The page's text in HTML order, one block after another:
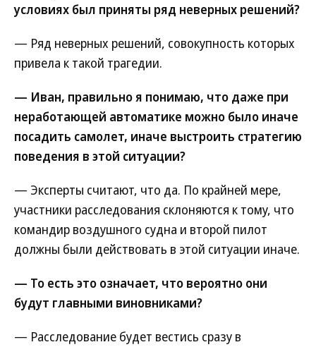
условиях был приняты ряд неверных решений?
— Ряд неверных решений, совокупность которых
привела к такой трагедии.
— Иван, правильно я понимаю, что даже при
неработающей автоматике можно было иначе
посадить самолет, иначе выстроить стратегию
поведения в этой ситуации?
— Эксперты считают, что да. По крайней мере,
участники расследования склоняются к тому, что
командир воздушного судна и второй пилот
должны были действовать в этой ситуации иначе.
— То есть это означает, что вероятно они
будут главными виновниками?
— Расследование будет вестись сразу в